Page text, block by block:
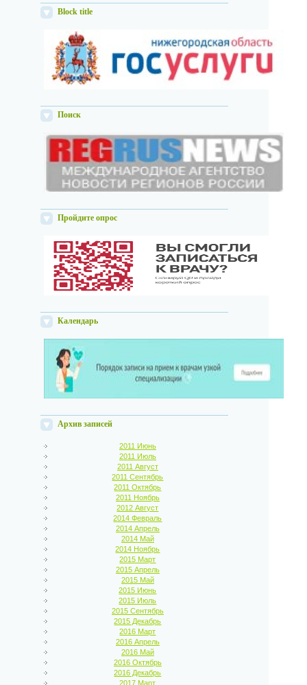
Block title
Поиск
Пройдите опрос
Календарь
Архив записей
2011 Июнь
2011 Июль
2011 Август
2011 Сентябрь
2011 Октябрь
2011 Ноябрь
2012 Август
2014 Февраль
2014 Апрель
2014 Май
2014 Ноябрь
2015 Март
2015 Апрель
2015 Май
2015 Июнь
2015 Июль
2015 Сентябрь
2015 Декабрь
2016 Март
2016 Апрель
2016 Май
2016 Октябрь
2016 Декабрь
2017 Март